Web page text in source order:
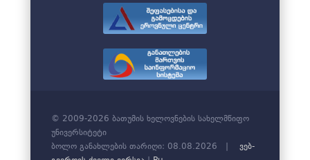
© 2009-2026 ბათუმის ხელოვნების სახელმწიფო
უნივერსიტეტი
ბოლო განახლების თარიღი: 08.08.2026 | ვებ-